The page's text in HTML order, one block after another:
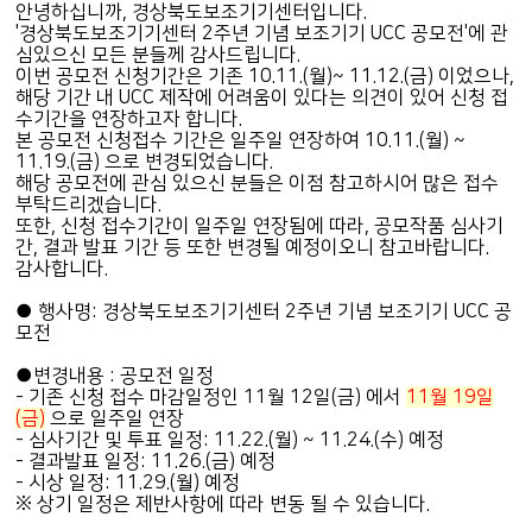
안녕하십니까, 경상북도보조기기센터입니다.
'경상북도보조기기센터 2주년 기념 보조기기 UCC 공모전'에 관
심있으신 모든 분들께 감사드립니다.
이번 공모전 신청기간은 기존 10.11.(월)~ 11.12.(금) 이었으나,
해당 기간 내 UCC 제작에 어려움이 있다는 의견이 있어 신청 접
수기간을 연장하고자 합니다.
본 공모전 신청접수 기간은 일주일 연장하여 10.11.(월) ~
11.19.(금) 으로 변경되었습니다.
해당 공모전에 관심 있으신 분들은 이점 참고하시어 많은 접수
부탁드리겠습니다.
또한, 신청 접수기간이 일주일 연장됨에 따라, 공모작품 심사기
간, 결과 발표 기간 등 또한 변경될 예정이오니 참고바랍니다.
감사합니다.
● 행사명: 경상북도보조기기센터 2주년 기념 보조기기 UCC 공
모전
●변경내용 : 공모전 일정
- 기존 신청 접수 마감일정인 11월 12일(금) 에서 11월 19일
(금) 으로 일주일 연장
- 심사기간 및 투표 일정: 11.22.(월) ~ 11.24.(수) 예정
- 결과발표 일정: 11.26.(금) 예정
- 시상 일정: 11.29.(월) 예정
※ 상기 일정은 제반사항에 따라 변동 될 수 있습니다.